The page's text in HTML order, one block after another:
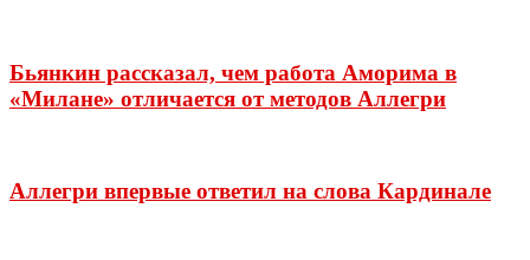
Бьянкин рассказал, чем работа Аморима в
«Милане» отличается от методов Аллегри
Аллегри впервые ответил на слова Кардинале